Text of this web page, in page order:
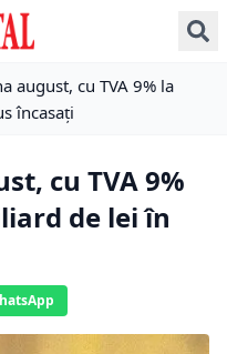
august, cu TVA 9% la
încasați
cu TVA 9%
de lei în